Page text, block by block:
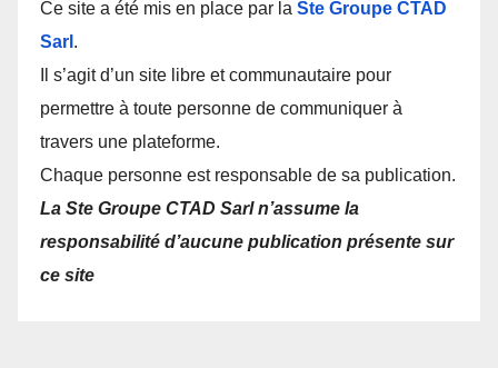
Ce site a été mis en place par la Ste Groupe CTAD
Sarl .
Il s’agit d’un site libre et communautaire pour
permettre à toute personne de communiquer à
travers une plateforme.
Chaque personne est responsable de sa publication.
La Ste Groupe CTAD Sarl n’assume la
responsabilité d’aucune publication présente sur
ce site